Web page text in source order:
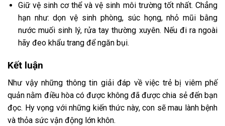
Giữ vệ sinh cơ thể và vệ sinh môi trường tốt nhất. Chẳng
hạn như: dọn vệ sinh phòng, súc họng, nhỏ mũi bằng
nước muối sinh lý, rửa tay thường xuyên. Nếu đi ra ngoài
hãy đeo khẩu trang để ngăn bụi.
Kết luận
Như vậy những thông tin giải đáp về việc trẻ bị viêm phế
quản nằm điều hòa có được không đã được chia sẻ đến bạn
đọc. Hy vọng với những kiến thức này, con sẽ mau lành bệnh
và thỏa sức vận động lớn khôn.